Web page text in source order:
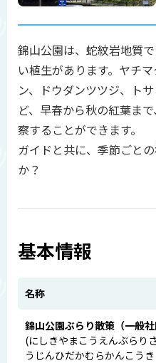
錦山公園は、蛇紋岩地質
い植生があります。ヤチ
ン、ドウダンツツジ、ト
ど、早春から秋の紅葉ま
察することができます。
ガイドと共に、季節ごと
か？
基本情報
名称
錦山公園ぶらり散策（一般社
(にしきやまこうえんぶらり
うじんひだかむらかんこう